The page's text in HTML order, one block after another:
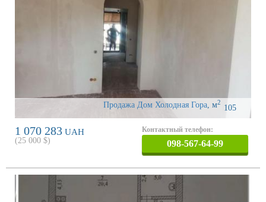
Продажа Дом Холодная Гора, 105
м2
1 070 283 UAH
(25 000 $)
Контактный телефон:
098-567-64-99